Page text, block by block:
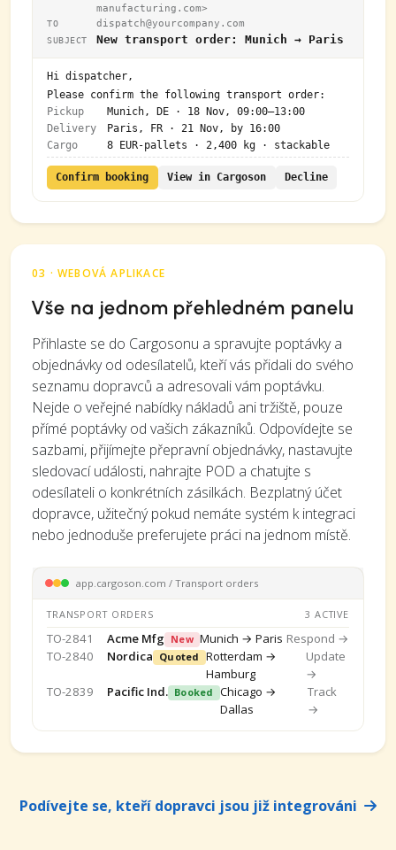
manufacturing.com>
TO dispatch@yourcompany.com
SUBJECT New transport order: Munich → Paris
Hi dispatcher,
Please confirm the following transport order:
Pickup
Munich, DE · 18 Nov, 09:00–13:00
Delivery
Paris, FR · 21 Nov, by 16:00
Cargo
8 EUR-pallets · 2,400 kg · stackable
Confirm booking View in Cargoson Decline
03 · WEBOVÁ APLIKACE
Vše na jednom přehledném panelu
Přihlaste se do Cargosonu a spravujte poptávky a
objednávky od odesílatelů, kteří vás přidali do svého
seznamu dopravců a adresovali vám poptávku.
Nejde o veřejné nabídky nákladů ani tržiště, pouze
přímé poptávky od vašich zákazníků. Odpovídejte se
sazbami, přijímejte přepravní objednávky, nastavujte
sledovací události, nahrajte POD a chatujte s
odesílateli o konkrétních zásilkách. Bezplatný účet
dopravce, užitečný pokud nemáte systém k integraci
nebo jednoduše preferujete práci na jednom místě.
app.cargoson.com / Transport orders
TRANSPORT ORDERS 3 ACTIVE
TO-2841 Acme Mfg New Munich → Paris Respond →
TO-2840
Nordica Quoted Rotterdam →
Hamburg
Update
→
TO-2839
Pacific Ind. Booked Chicago →
Dallas
Track
→
Podívejte se, kteří dopravci jsou již integrováni